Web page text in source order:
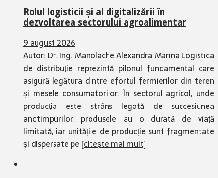
Rolul logisticii și al digitalizării în
dezvoltarea sectorului agroalimentar
9 august 2026
Autor: Dr. Ing. Manolache Alexandra Marina Logistica
de distribuție reprezintă pilonul fundamental care
asigură legătura dintre efortul fermierilor din teren
și mesele consumatorilor. În sectorul agricol, unde
producția este strâns legată de succesiunea
anotimpurilor, produsele au o durată de viață
limitată, iar unitățile de producție sunt fragmentate
și dispersate pe [citește mai mult]